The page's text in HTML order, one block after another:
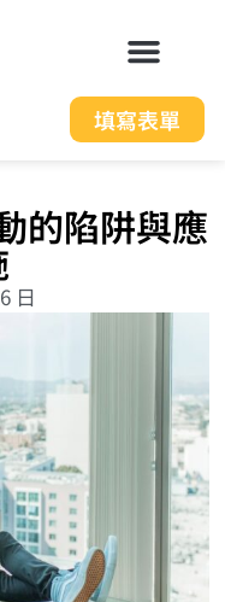
填寫表單
的陷阱與應
日